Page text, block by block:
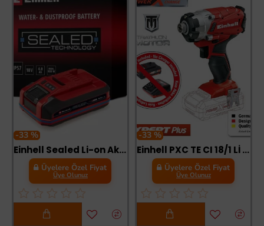
-33 %
Einhell Sealed Li-on Akü 18 Volt 4,0 Ah Plus
Üyelere Özel Fiyat
Üye Olunuz
-33 %
Einhell PXC TE CI 18/1 Lİ Solo Darbeli Vidalama Aküsüz
Üyelere Özel Fiyat
Üye Olunuz